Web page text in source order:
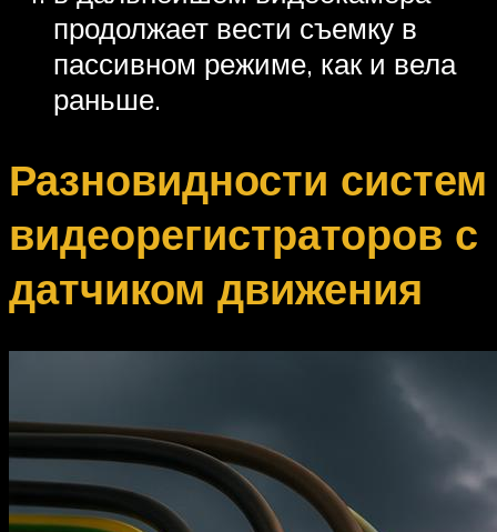
продолжает вести съемку в
пассивном режиме, как и вела
раньше.
Разновидности систем
видеорегистраторов с
датчиком движения